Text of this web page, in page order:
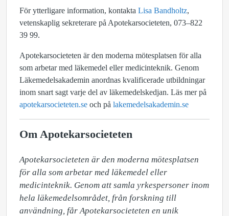
För ytterligare information, kontakta Lisa Bandholtz,
vetenskaplig sekreterare på Apotekarsocieteten, 073–822
39 99.
Apotekarsocieteten är den moderna mötesplatsen för alla
som arbetar med läkemedel eller medicinteknik. Genom
Läkemedelsakademin anordnas kvalificerade utbildningar
inom snart sagt varje del av läkemedelskedjan. Läs mer på
apotekarsocieteten.se och på lakemedelsakademin.se
Om Apotekarsocieteten
Apotekarsocieteten är den moderna mötesplatsen
för alla som arbetar med läkemedel eller
medicinteknik. Genom att samla yrkespersoner inom
hela läkemedelsområdet, från forskning till
användning, får Apotekarsocieteten en unik